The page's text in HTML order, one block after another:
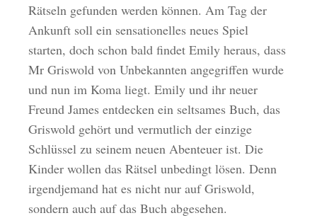
Rätseln gefunden werden können. Am Tag der
Ankunft soll ein sensationelles neues Spiel
starten, doch schon bald findet Emily heraus, dass
Mr Griswold von Unbekannten angegriffen wurde
und nun im Koma liegt. Emily und ihr neuer
Freund James entdecken ein seltsames Buch, das
Griswold gehört und vermutlich der einzige
Schlüssel zu seinem neuen Abenteuer ist. Die
Kinder wollen das Rätsel unbedingt lösen. Denn
irgendjemand hat es nicht nur auf Griswold,
sondern auch auf das Buch abgesehen.